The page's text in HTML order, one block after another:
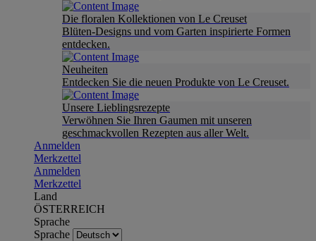
Die floralen Kollektionen von Le Creuset
Blüten-Designs und vom Garten inspirierte Formen
entdecken.
Neuheiten
Entdecken Sie die neuen Produkte von Le Creuset.
Unsere Lieblingsrezepte
Verwöhnen Sie Ihren Gaumen mit unseren
geschmackvollen Rezepten aus aller Welt.
Anmelden
Merkzettel
Anmelden
Merkzettel
Land
ÖSTERREICH
Sprache
Sprache